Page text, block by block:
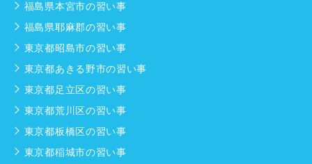
福島県本宮市の習い事
福島県耶麻郡の習い事
東京都昭島市の習い事
東京都あきる野市の習い事
東京都足立区の習い事
東京都荒川区の習い事
東京都板橋区の習い事
東京都稲城市の習い事